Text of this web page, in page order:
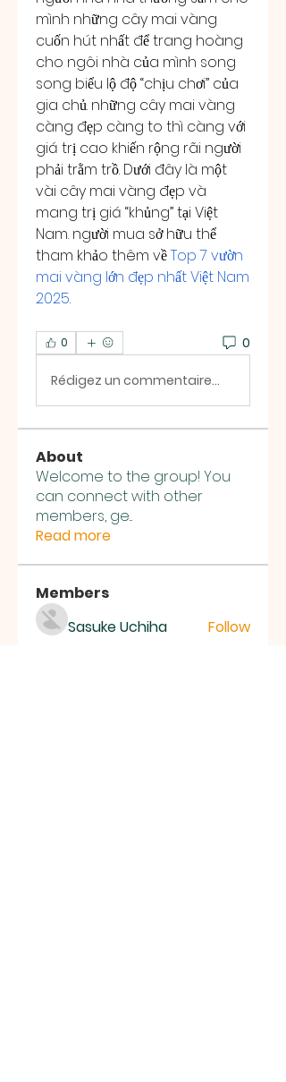
mình những cây mai vàng
cuốn hút nhất để trang hoàng
cho ngôi nhà của mình song
song biểu lộ độ “chịu chơi” của
gia chủ. những cây mai vàng
càng đẹp càng to thì càng với
giá trị cao khiến rộng rãi người
phải trằm trồ. Dưới đây là một
vài cây mai vàng đẹp và
mang trị giá “khủng” tại Việt
Nam. người mua sở hữu thể
tham khảo thêm về Top 7 vườn
mai vàng lớn đẹp nhất Việt Nam
2025.
0 0
Rédigez un commentaire...
About
Welcome to the group! You
can connect with other
members, ge...
Read more
Members
Sasuke Uchiha
Follow